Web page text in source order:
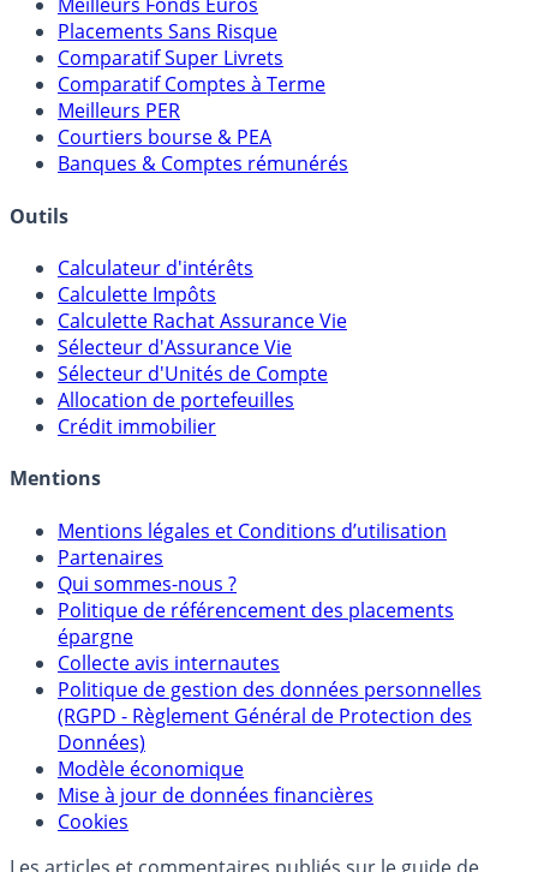
Meilleures Assurances-Vie
Meilleurs Fonds Euros
Placements Sans Risque
Comparatif Super Livrets
Comparatif Comptes à Terme
Meilleurs PER
Courtiers bourse & PEA
Calculateur d'intérêts
Calculette Impôts
Calculette Rachat Assurance Vie
Sélecteur d'Assurance Vie
Sélecteur d'Unités de Compte
Allocation de portefeuilles
Mentions légales et Conditions d’utilisation
Partenaires
Qui sommes-nous ?
Politique de référencement des placements
épargne
Collecte avis internautes
Politique de gestion des données personnelles
(RGPD - Règlement Général de Protection des
Données)
Modèle économique
Mise à jour de données financières
Cookies